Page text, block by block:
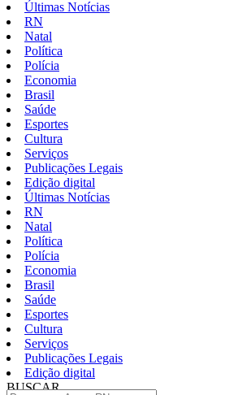
Últimas Notícias
RN
Natal
Política
Polícia
Economia
Brasil
Saúde
Esportes
Cultura
Serviços
Publicações Legais
Edição digital
Últimas Notícias
RN
Natal
Política
Polícia
Economia
Brasil
Saúde
Esportes
Cultura
Serviços
Publicações Legais
Edição digital
BUSCAR